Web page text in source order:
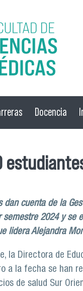
Docencia
dan cuenta de la
semestre 2024 y se
lidera Alejandra
la Directora de
a la fecha se han
de salud Sur